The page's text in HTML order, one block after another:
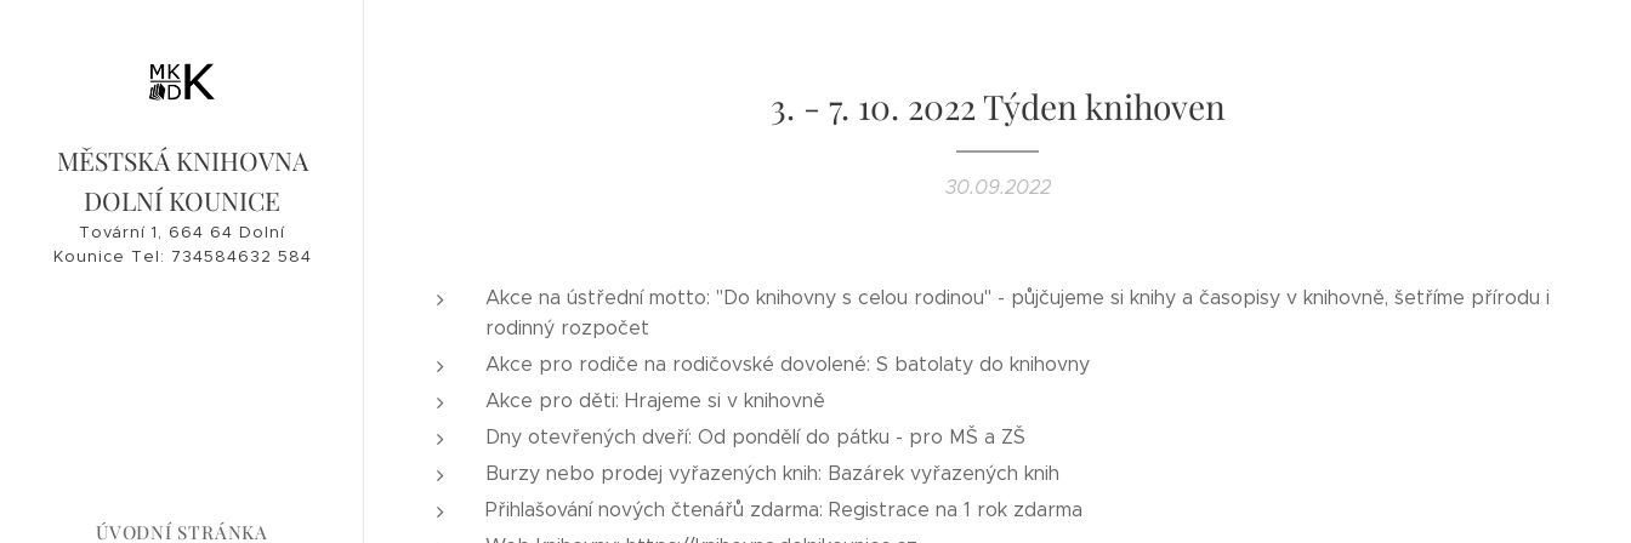
MĚSTSKÁ KNIHOVNA
DOLNÍ KOUNICE
Tovární 1, 664 64 Dolní
Kounice Tel: 734584632 584
ÚVODNÍ STRÁNKA
3. - 7. 10. 2022 Týden knihoven
30.09.2022
Akce na ústřední motto: "Do knihovny s celou rodinou" - půjčujeme si knihy a časopisy v knihovně, šetříme přírodu i
rodinný rozpočet
Akce pro rodiče na rodičovské dovolené: S batolaty do knihovny
Akce pro děti: Hrajeme si v knihovně
Dny otevřených dveří: Od pondělí do pátku - pro MŠ a ZŠ
Burzy nebo prodej vyřazených knih: Bazárek vyřazených knih
Přihlašování nových čtenářů zdarma: Registrace na 1 rok zdarma